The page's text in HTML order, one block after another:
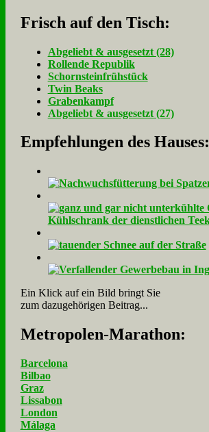
Frisch auf den Tisch:
Ab­ge­liebt & aus­ge­setzt (28)
Rol­len­de Re­pu­blik
Schorn­stein­früh­stück
Twin Beaks
Gra­ben­kampf
Ab­ge­liebt & aus­ge­setzt (27)
Empfehlungen des Hauses:
Ein Klick auf ein Bild bringt Sie
zum dazugehörigen Beitrag...
Me­tro­po­len-Ma­ra­thon:
Barcelona
Bilbao
Graz
Lissabon
London
Málaga